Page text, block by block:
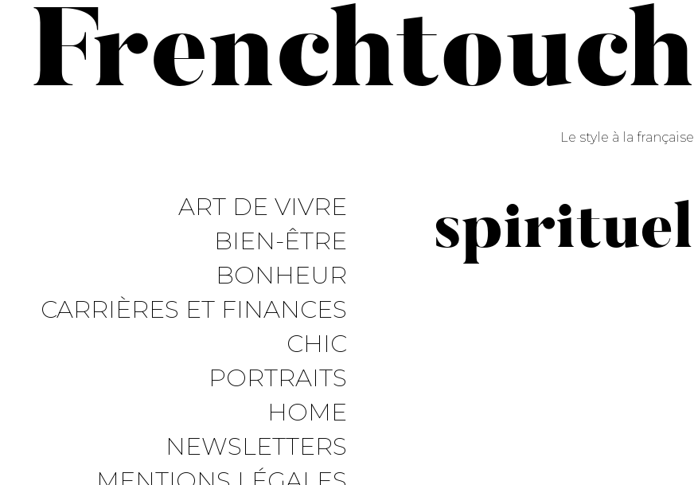
Frenchtouch
Le style à la française
ART DE VIVRE
BIEN-ÊTRE
BONHEUR
CARRIÈRES ET FINANCES
CHIC
PORTRAITS
HOME
NEWSLETTERS
spirituel